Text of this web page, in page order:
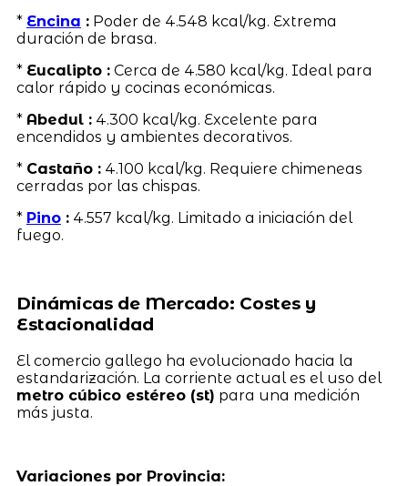
* Encina :Poder de 4.548 kcal/kg. Extrema
duración de brasa.
* Eucalipto :Cerca de 4.580 kcal/kg. Ideal para
calor rápido y cocinas económicas.
* Abedul :4.300 kcal/kg. Excelente para
encendidos y ambientes decorativos.
* Castaño :4.100 kcal/kg. Requiere chimeneas
cerradas por las chispas.
* Pino:4.557 kcal/kg. Limitado a iniciación del
fuego.
Dinámicas de Mercado: Costes y
Estacionalidad
El comercio gallego ha evolucionado hacia la
estandarización. La corriente actual es el uso del
metro cúbico estéreo (st) para una medición
más justa.
Variaciones por Provincia: